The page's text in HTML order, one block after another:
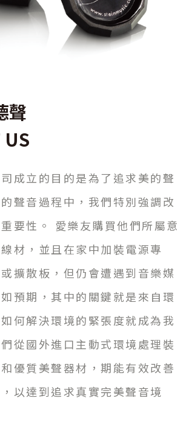
聲
成立的目的是為了追求美的聲
聲音過程中，我們特別強調改
要性。 愛樂友購買他們所屬意
材，並且在家中加裝電源專
擴散板，但仍會遭遇到音樂媒
預期，其中的關鍵就是來自環
何解決環境的緊張度就成為我
從國外進口主動式環境處理裝
優質美聲器材，期能有效改善
以達到追求真實完美聲音境